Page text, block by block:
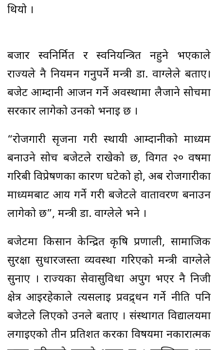
थियो ।
बजार स्वनिर्मित र स्वनियन्त्रित नहुने भएकाले
राज्यले नै नियमन गर्नुपर्ने मन्त्री डा. वाग्लेले बताए।
बजेट आम्दानी आर्जन गर्ने अवस्थामा लैजाने सोचमा
सरकार लागेको उनको भनाइ छ ।
“रोजगारी सृजना गरी स्थायी आम्दानीको माध्यम
बनाउने सोच बजेटले राखेको छ, विगत २० वर्षमा
गरिबी विप्रेषणका कारण घटेको हो, अब रोजगारीका
माध्यमबाट आय गर्ने गरी बजेटले वातावरण बनाउन
लागेको छ”, मन्त्री डा. वाग्लेले भने ।
बजेटमा किसान केन्द्रित कृषि प्रणाली, सामाजिक
सुरक्षा सुधारजस्ता व्यवस्था गरिएको मन्त्री वाग्लेले
सुनाए । राज्यका सेवासुविधा अपुग भएर नै निजी
क्षेत्र आइरहेकाले त्यसलाई प्रवद्र्धन गर्ने नीति पनि
बजेटले लिएको उनले बताए । संस्थागत विद्यालयमा
लगाइएको तीन प्रतिशत करका विषयमा नकारात्मक